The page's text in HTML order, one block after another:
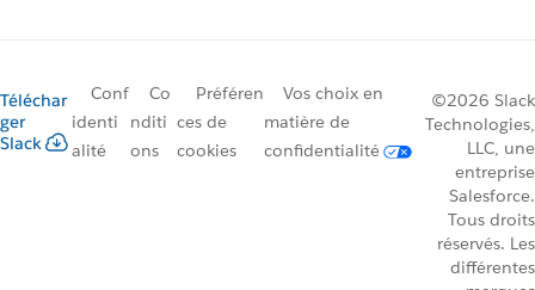
Téléchar
ger
Slack
Conf
identi
alité
Co
nditi
ons
Préféren
ces de
cookies
Vos choix en
matière de
confidentialité
©2026 Slack
Technologies,
LLC, une
entreprise
Salesforce.
Tous droits
réservés. Les
différentes